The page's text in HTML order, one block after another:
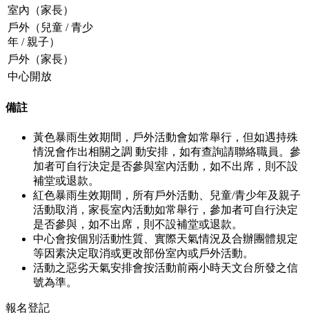
室內（家長）
戶外（兒童 / 青少
年 / 親子）
戶外（家長）
中心開放
備註
黃色暴雨生效期間，戶外活動會如常舉行，但如遇持殊
情況會作出相關之調 動安排，如有查詢請聯絡職員。參
加者可自行決定是否參與室內活動，如不出席，則不設
補堂或退款。
紅色暴雨生效期間，所有戶外活動、兒童/青少年及親子
活動取消，家長室內活動如常舉行，參加者可自行決定
是否參與，如不出席，則不設補堂或退款。
中心會按個別活動性質、實際天氣情況及合辦團體規定
等因素決定取消或更改部份室內或戶外活動。
活動之惡劣天氣安排會按活動前兩小時天文台所發之信
號為準。
報名登記